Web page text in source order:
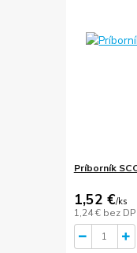
Príborník
1,52 €/ks
1,24 € bez